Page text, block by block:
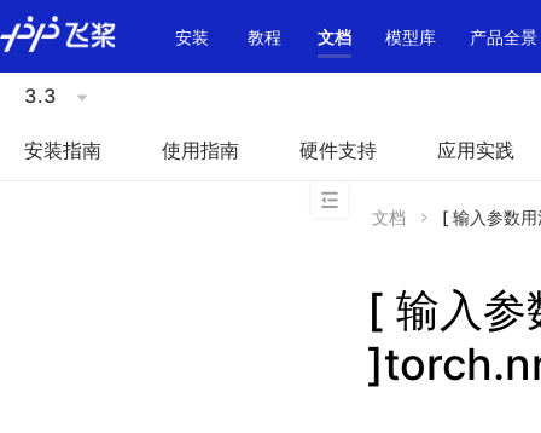
\u200E
安装
教程 文档 模型库 产品全景
3.3
安装指南 使用指南 硬件支持 应用实践
文档 [ 输入参数
[ 输入参